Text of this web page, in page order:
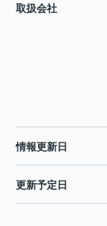
取扱会社
情報更新日
更新予定日